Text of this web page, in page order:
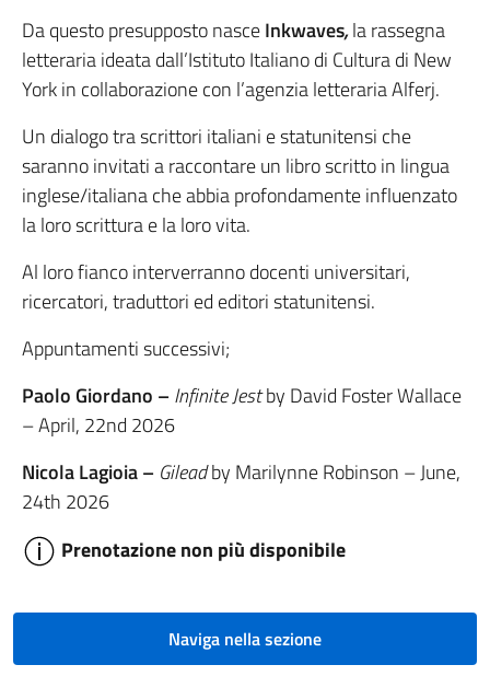
Da questo presupposto nasceInkwaves,la rassegna
letteraria ideata dall’Istituto Italiano di Cultura di New
York in collaborazione con l’agenzia letteraria Alferj.
Un dialogo tra scrittori italiani e statunitensi che
saranno invitati a raccontare un libro scritto in lingua
inglese/italiana che abbia profondamente influenzato
la loro scrittura e la loro vita.
Al loro fianco interverranno docenti universitari,
ricercatori, traduttori ed editori statunitensi.
Appuntamenti successivi;
Paolo Giordano – Infinite Jestby David Foster Wallace
– April, 22nd 2026
Nicola Lagioia – Gileadby Marilynne Robinson – June,
24th 2026
Prenotazione non più disponibile
Naviga nella sezione